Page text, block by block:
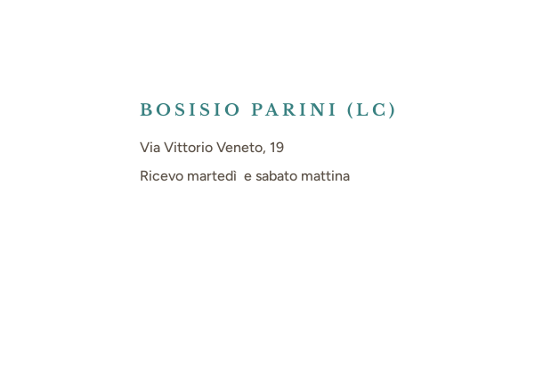
BOSISIO PARINI (LC)
Via Vittorio Veneto, 19
Ricevo martedì e sabato mattina